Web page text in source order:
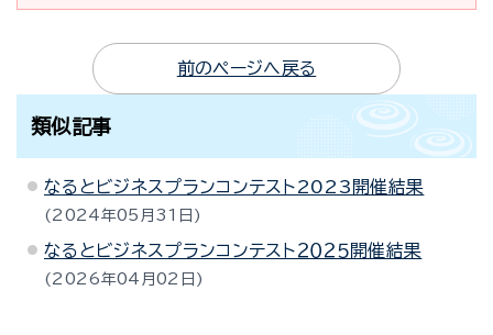
前のページへ戻る
類似記事
なるとビジネスプランコンテスト2023開催結果
2024年05月31日
なるとビジネスプランコンテスト２０２５開催結果
2026年04月02日